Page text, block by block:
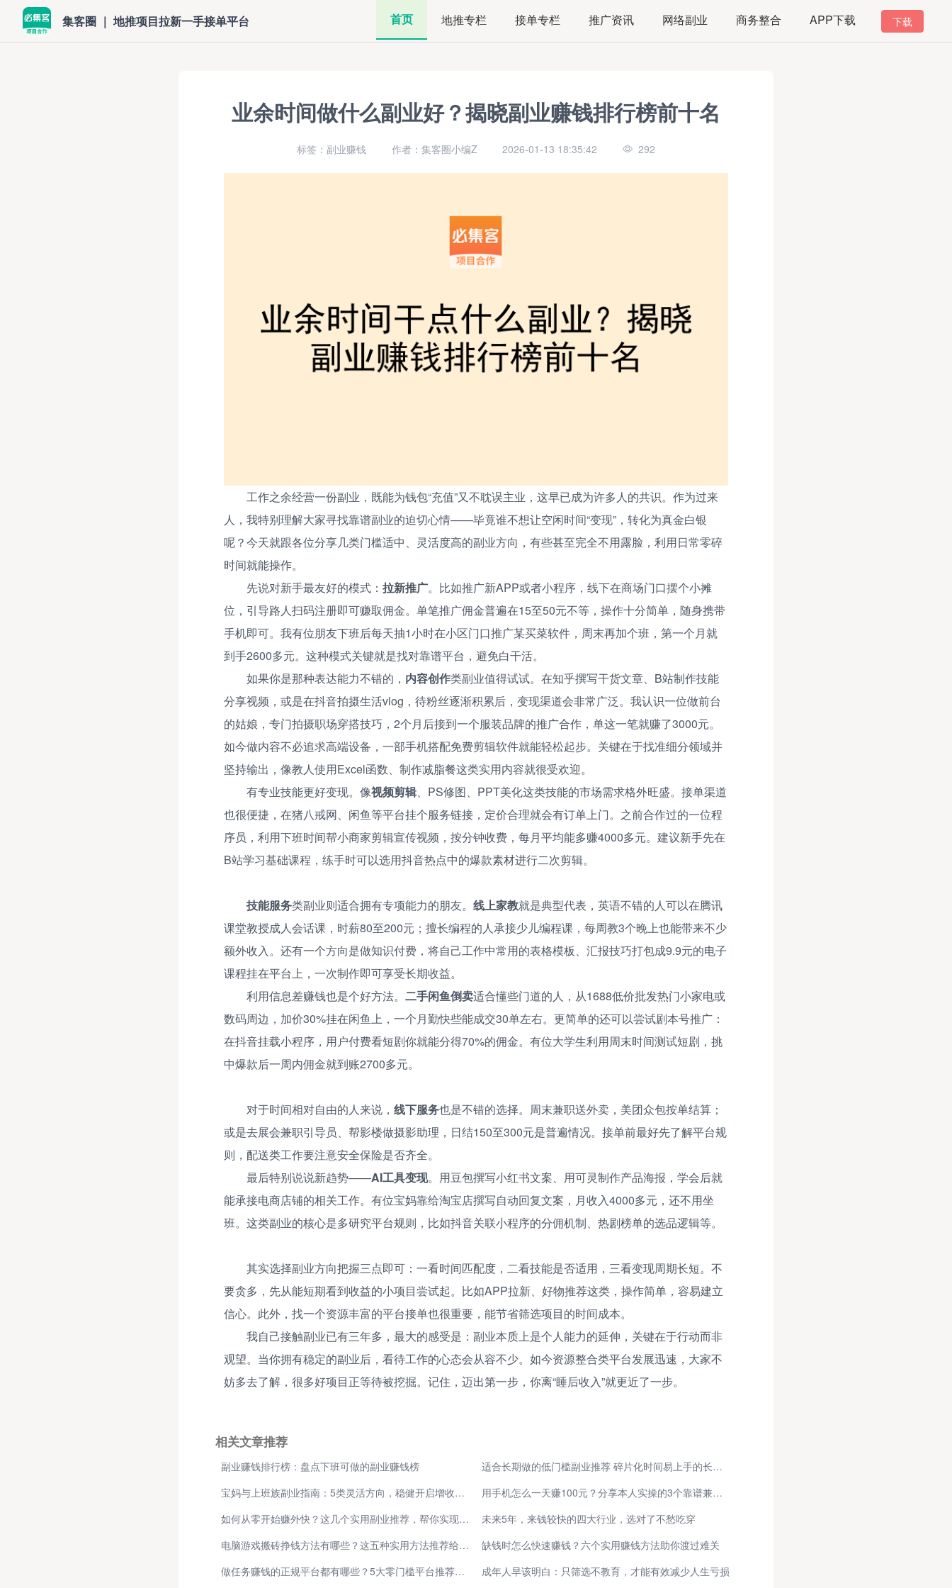
集客圈 ｜ 地推项目拉新一手接单平台 首页 地推专栏 接单专栏 推广资讯 网络副业 商务整合 APP下载 下载
业余时间做什么副业好？揭晓副业赚钱排行榜前十名
标签：副业赚钱 作者：集客圈小编Z 2026-01-13 18:35:42 292
工作之余经营一份副业，既能为钱包“充值”又不耽误主业，这早已成为许多人的共识。作为过来
人，我特别理解大家寻找靠谱副业的迫切心情——毕竟谁不想让空闲时间“变现”，转化为真金白银
呢？今天就跟各位分享几类门槛适中、灵活度高的副业方向，有些甚至完全不用露脸，利用日常零碎
时间就能操作。
先说对新手最友好的模式： 拉新推广。比如推广新APP或者小程序，线下在商场门口摆个小摊
位，引导路人扫码注册即可赚取佣金。单笔推广佣金普遍在15至50元不等，操作十分简单，随身携带
手机即可。我有位朋友下班后每天抽1小时在小区门口推广某买菜软件，周末再加个班，第一个月就
到手2600多元。这种模式关键就是找对靠谱平台，避免白干活。
如果你是那种表达能力不错的， 内容创作类副业值得试试。在知乎撰写干货文章、B站制作技能
分享视频，或是在抖音拍摄生活vlog，待粉丝逐渐积累后，变现渠道会非常广泛。我认识一位做前台
的姑娘，专门拍摄职场穿搭技巧，2个月后接到一个服装品牌的推广合作，单这一笔就赚了3000元。
如今做内容不必追求高端设备，一部手机搭配免费剪辑软件就能轻松起步。关键在于找准细分领域并
坚持输出，像教人使用Excel函数、制作减脂餐这类实用内容就很受欢迎。
有专业技能更好变现。像视频剪辑、PS修图、PPT美化这类技能的市场需求格外旺盛。接单渠道
也很便捷，在猪八戒网、闲鱼等平台挂个服务链接，定价合理就会有订单上门。之前合作过的一位程
序员，利用下班时间帮小商家剪辑宣传视频，按分钟收费，每月平均能多赚4000多元。建议新手先在
B站学习基础课程，练手时可以选用抖音热点中的爆款素材进行二次剪辑。
技能服务类副业则适合拥有专项能力的朋友。 线上家教就是典型代表，英语不错的人可以在腾讯
课堂教授成人会话课，时薪80至200元；擅长编程的人承接少儿编程课，每周教3个晚上也能带来不少
额外收入。还有一个方向是做知识付费，将自己工作中常用的表格模板、汇报技巧打包成9.9元的电子
课程挂在平台上，一次制作即可享受长期收益。
利用信息差赚钱也是个好方法。 二手闲鱼倒卖适合懂些门道的人，从1688低价批发热门小家电或
数码周边，加价30%挂在闲鱼上，一个月勤快些能成交30单左右。更简单的还可以尝试剧本号推广：
在抖音挂载小程序，用户付费看短剧你就能分得70%的佣金。有位大学生利用周末时间测试短剧，挑
中爆款后一周内佣金就到账2700多元。
对于时间相对自由的人来说， 线下服务也是不错的选择。周末兼职送外卖，美团众包按单结算；
或是去展会兼职引导员、帮影楼做摄影助理，日结150至300元是普遍情况。接单前最好先了解平台规
则，配送类工作要注意安全保险是否齐全。
最后特别说说新趋势——AI工具变现。用豆包撰写小红书文案、用可灵制作产品海报，学会后就
能承接电商店铺的相关工作。有位宝妈靠给淘宝店撰写自动回复文案，月收入4000多元，还不用坐
班。这类副业的核心是多研究平台规则，比如抖音关联小程序的分佣机制、热剧榜单的选品逻辑等。
其实选择副业方向把握三点即可：一看时间匹配度，二看技能是否适用，三看变现周期长短。不
要贪多，先从能短期看到收益的小项目尝试起。比如APP拉新、好物推荐这类，操作简单，容易建立
信心。此外，找一个资源丰富的平台接单也很重要，能节省筛选项目的时间成本。
我自己接触副业已有三年多，最大的感受是：副业本质上是个人能力的延伸，关键在于行动而非
观望。当你拥有稳定的副业后，看待工作的心态会从容不少。如今资源整合类平台发展迅速，大家不
妨多去了解，很多好项目正等待被挖掘。记住，迈出第一步，你离“睡后收入”就更近了一步。
相关文章推荐
副业赚钱排行榜：盘点下班可做的副业赚钱榜
适合长期做的低门槛副业推荐 碎片化时间易上手的长久好项目
宝妈与上班族副业指南：5类灵活方向，稳健开启增收与自我成长之路
用手机怎么一天赚100元？分享本人实操的3个靠谱兼职副业项目，新手也能快速上手，内附详细教程！
如何从零开始赚外快？这几个实用副业推荐，帮你实现收入递增！
未来5年，来钱较快的四大行业，选对了不愁吃穿
电脑游戏搬砖挣钱方法有哪些？这五种实用方法推荐给大家
缺钱时怎么快速赚钱？六个实用赚钱方法助你渡过难关
做任务赚钱的正规平台都有哪些？5大零门槛平台推荐，日赚50+超简单！
成年人早该明白：只筛选不教育，才能有效减少人生亏损